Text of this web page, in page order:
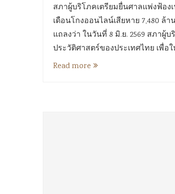
สภาผู้บริโภคเตรียมยื่นศาลแพ่งฟ้อง
เดือนโกงออนไลน์เสียหาย 7,480
แถลงว่า ในวันที่ 8 มิ.ย. 2569 สภา
ประวัติศาสตร์ของประเทศไทย เพื่
Read more